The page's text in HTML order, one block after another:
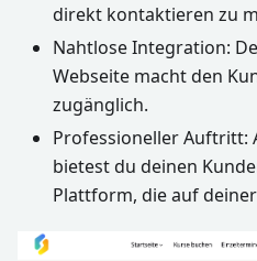
direkt kontaktieren zu
Nahtlose Integration:
Webseite macht den
zugänglich.
Professioneller Auftritt:
bietest du deinen
Plattform, die auf